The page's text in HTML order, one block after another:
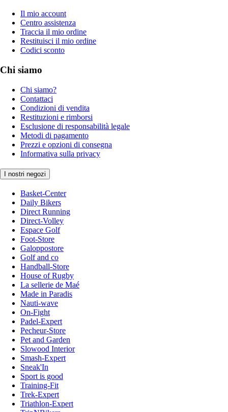
Il mio account
Centro assistenza
Traccia il mio ordine
Restituisci il mio ordine
Codici sconto
Chi siamo
Chi siamo?
Contattaci
Condizioni di vendita
Restituzioni e rimborsi
Esclusione di responsabilità legale
Metodi di pagamento
Prezzi e opzioni di consegna
Informativa sulla privacy
I nostri negozi
Basket-Center
Daily Bikers
Direct Running
Direct-Volley
Espace Golf
Foot-Store
Galoppostore
Golf and co
Handball-Store
House of Rugby
La sellerie de Maé
Made in Paradis
Nauti-wave
On-Fight
Padel-Expert
Pecheur-Store
Pet and Garden
Slowood Interior
Smash-Expert
Sneak'In
Sport is good
Training-Fit
Trek-Expert
Triathlon-Expert